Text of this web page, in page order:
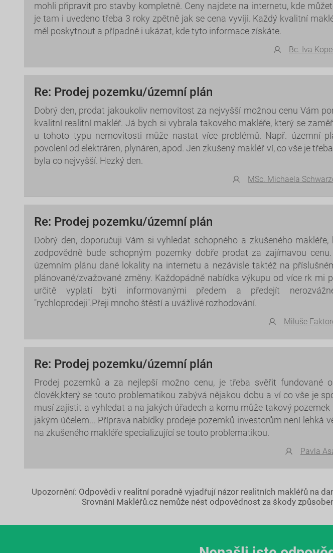
mohli připravit pro stavby kompletně. Ceny najdete na internetu, kde
je tam i uvedeno třeba 3 roky zpětně jak se cena vyvíjí. Každý kvalitní
měl poskytnout a případně i ukázat, kde tyto informace získáte.
Bc. Iva
Re: Prodej pozemku/územní plán
Dobrý den, prodat jakoukoliv nemovitost za nejvyšší možnou cenu Vám
kvalitní realitní makléř. Já bych si vybrala takového makléře, který se
u tohoto typu nemovitosti může nastat více problémů. Např. územní
povolení od elektráren, plynáren, apod. Jen zkušený makléř ví, co vše je
byla co nejvyšší. Hezký den.
MSc. Michaela
Re: Prodej pozemku/územní plán
Dobrý den, doporučuji Vám si vyhledat schopného a zkušeného
zodpovědně bude schopným pozemky dobře prodat za zajímavou
územním plánu dané lokality na internetu a nezávisle taktéž na
plánované/zvažované změny. Každopádně nabídka výkupu od více rk mi
určitě vyplatí býti informovanými předem a předejít
"rychloprodeji".Přeji mnoho štěstí a uvážlivé rozhodování.
Miluše
Re: Prodej pozemku/územní plán
Prodej pozemků a za nejlepší možno cenu, je třeba svěřit fundované
člověk,který se touto problematikou zabývá nějakou dobu a ví co vše je
musí zajistit a vyhledat a na jakých úřadech a komu může takový
jakým účelem... Příprava nabídky prodeje pozemků investorům není lehká
na zkušeného makléře specializující se touto problematikou.
Pavla
Upozornění: Odpovědi v realitní poradně vyjadřují názor realitních makléřů na
Srovnání Makléřů.cz nemůže nést odpovědnost za škody